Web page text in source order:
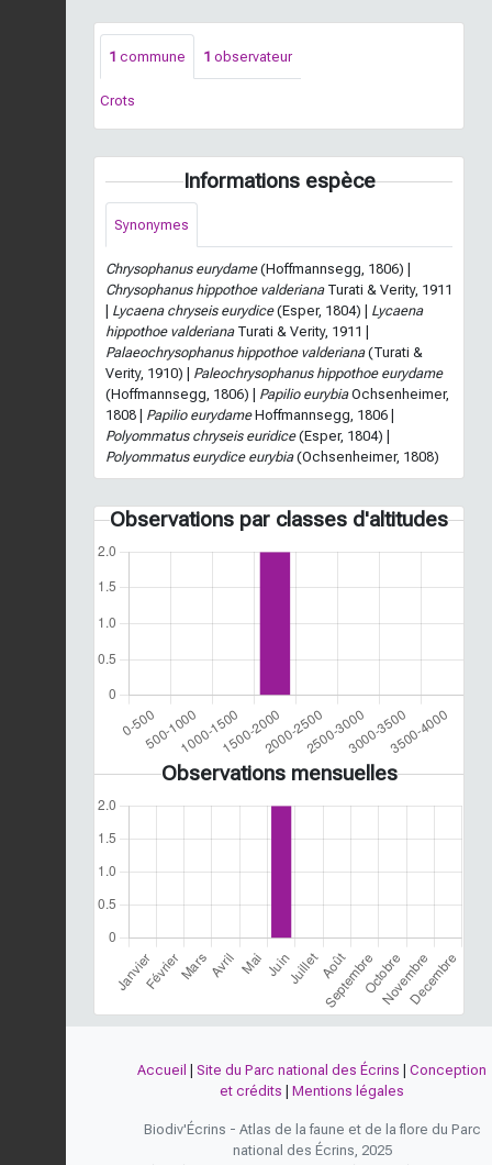
1 commune 1 observateur
Crots
Informations espèce
Synonymes
Chrysophanus eurydame(Hoffmannsegg, 1806) |
Chrysophanus hippothoe valderianaTurati & Verity, 1911
| Lycaena chryseis eurydice(Esper, 1804) | Lycaena
hippothoe valderianaTurati & Verity, 1911 |
Palaeochrysophanus hippothoe valderiana(Turati &
Verity, 1910) | Paleochrysophanus hippothoe eurydame
(Hoffmannsegg, 1806) | Papilio eurybiaOchsenheimer,
1808 | Papilio eurydameHoffmannsegg, 1806 |
Polyommatus chryseis euridice(Esper, 1804) |
Polyommatus eurydice eurybia(Ochsenheimer, 1808)
Observations par classes d'altitudes
Observations mensuelles
Accueil Site du Parc national des Écrins
Conception
et crédits
Mentions légales
Biodiv'Écrins - Atlas de la faune et de la flore du Parc
national des Écrins, 2025